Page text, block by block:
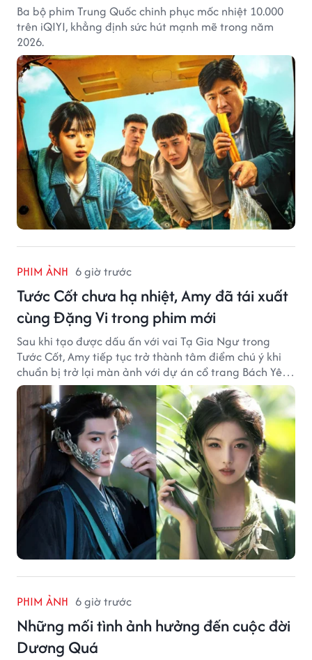
Ba bộ phim Trung Quốc chinh phục mốc nhiệt 10.000
trên iQIYI, khẳng định sức hút mạnh mẽ trong năm
2026.
PHIM ẢNH 6 giờ trước
Tước Cốt chưa hạ nhiệt, Amy đã tái xuất
cùng Đặng Vi trong phim mới
Sau khi tạo được dấu ấn với vai Tạ Gia Ngư trong
Tước Cốt, Amy tiếp tục trở thành tâm điểm chú ý khi
chuẩn bị trở lại màn ảnh với dự án cổ trang Bách Yêu
Phổ.
PHIM ẢNH 6 giờ trước
Những mối tình ảnh hưởng đến cuộc đời
Dương Quá